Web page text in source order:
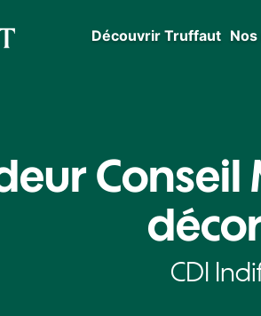
Découvrir Truffaut
CDI